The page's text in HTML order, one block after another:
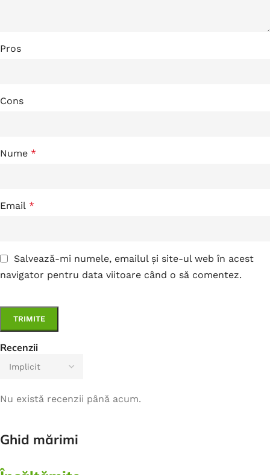
Recenzii
Nu există recenzii până acum.
Pros
Cons
Nume *
Email *
Salvează-mi numele, emailul și site-ul web în acest
navigator pentru data viitoare când o să comentez.
Ghid mărimi